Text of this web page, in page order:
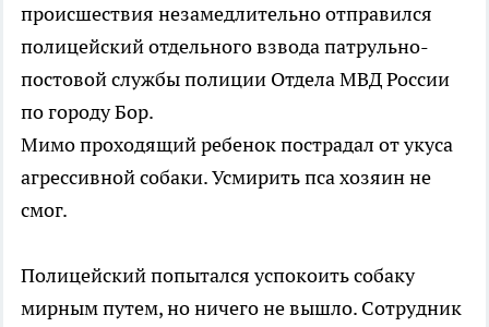
происшествия незамедлительно отправился
полицейский отдельного взвода патрульно-
постовой службы полиции Отдела МВД России
по городу Бор.
Мимо проходящий ребенок пострадал от укуса
агрессивной собаки. Усмирить пса хозяин не
смог.
Полицейский попытался успокоить собаку
мирным путем, но ничего не вышло. Сотрудник